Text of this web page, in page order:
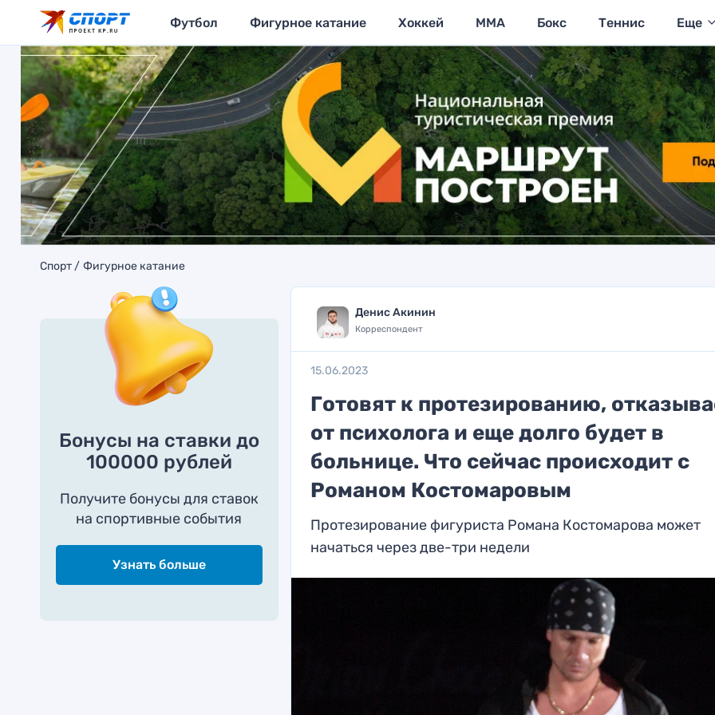
Футбол Фигурное катание Хоккей MMA Бокс Теннис Еще
Спорт Фигурное катание
Бонусы на ставки до
100000 рублей
Получите бонусы для ставок
на спортивные события
Узнать больше
Денис Акинин
Корреспондент
15.06.2023
Готовят к протезированию,
от психолога и еще долго будет в
больнице. Что сейчас происходит с
Романом Костомаровым
Протезирование фигуриста Романа Костомарова может
начаться через две-три недели